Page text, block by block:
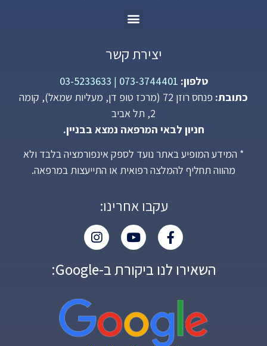
יצירת קשר
טלפון: 073-3744401
|
03-5233633
כתובת:
פנחס רוזן 72 (מרכז טופ דן, מעליות שמאל), קומה
2, תל אביב
חניון לבאי המרפאה נמצא בבניין.
* המידע המופיע באתר נועד לספק אינפורמציה בלבד ולא
מהווה תחליף להמלצה רפואית או התייעצות במרפאה.
עקבו אחרינו:
השאירו לנו ביקורת ב-Google: